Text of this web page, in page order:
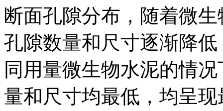
断面孔隙分布，随着微
孔隙数量和尺寸逐渐降
同用量微生物水泥的情
量和尺寸均最低，均呈